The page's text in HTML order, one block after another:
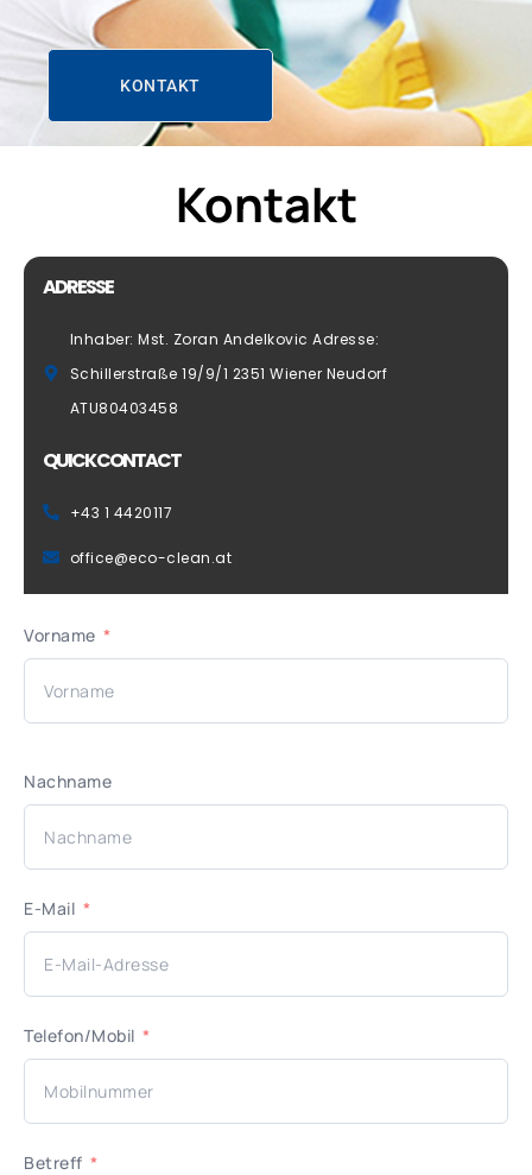
KONTAKT
Kontakt
ADRESSE
Inhaber: Mst. Zoran Andelkovic Adresse:
Schillerstraße 19/9/1 2351 Wiener Neudorf
ATU80403458
QUICK CONTACT
+43 1 4420117
office@eco-clean.at
Vorname
Nachname
E-Mail
Telefon/Mobil
Betreff